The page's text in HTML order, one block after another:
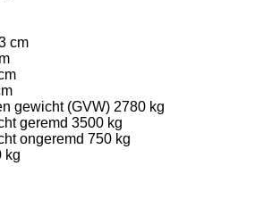
cm
gewicht (GVW) 2780 kg
geremd 3500 kg
ongeremd 750 kg
kg